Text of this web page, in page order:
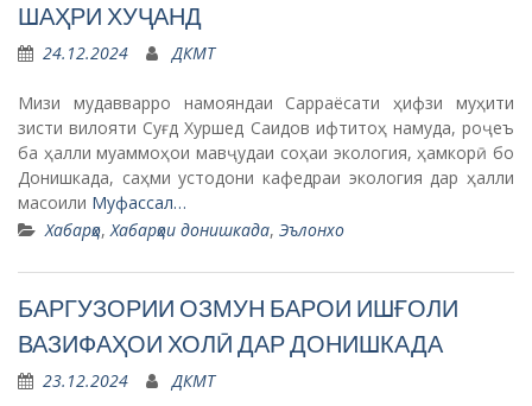
ШАҲРИ ХУҶАНД
24.12.2024 ДКМТ
Мизи мудавварро намояндаи Сарраёсати ҳифзи муҳити
зисти вилояти Суғд Хуршед Саидов ифтитоҳ намуда, роҷеъ
ба ҳалли муаммоҳои мавҷудаи соҳаи экология, ҳамкорӣ бо
Донишкада, саҳми устодони кафедраи экология дар ҳалли
масоили Муфассал…
Хабарҳо, Хабарҳои донишкада, Эълонхо
БАРГУЗОРИИ ОЗМУН БАРОИ ИШҒОЛИ
ВАЗИФАҲОИ ХОЛӢ ДАР ДОНИШКАДА
23.12.2024 ДКМТ